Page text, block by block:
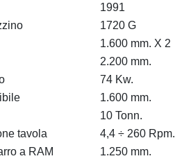
1991
1720 G
1.600 mm. X 2
2.200 mm.
74 Kw.
1.600 mm.
10 Tonn.
tavola
4,4 ÷ 260 Rpm.
a RAM
1.250 mm.